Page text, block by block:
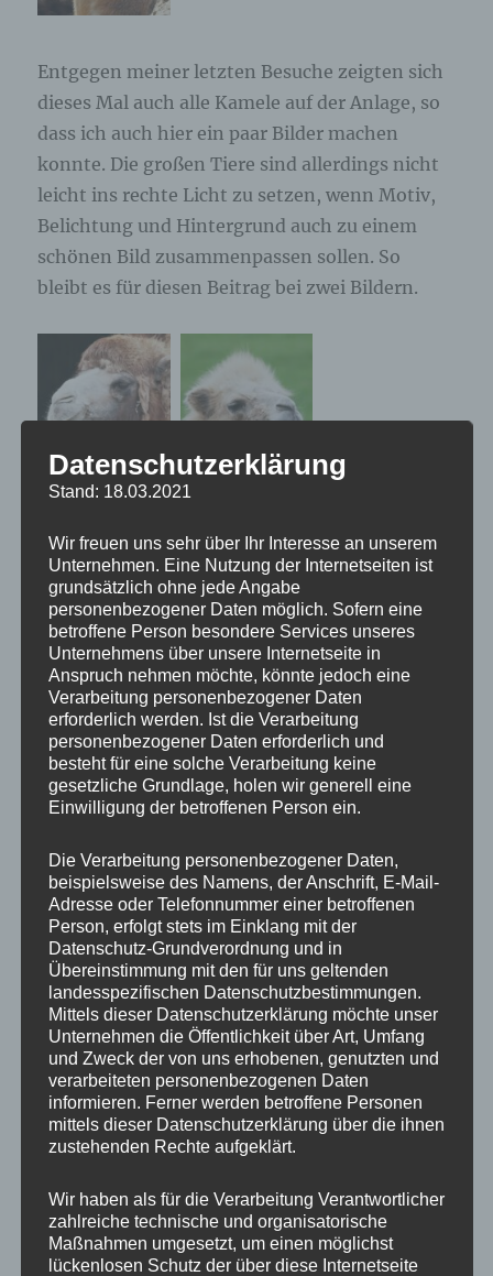
Entgegen meiner letzten Besuche zeigten sich
dieses Mal auch alle Kamele auf der Anlage, so
dass ich auch hier ein paar Bilder machen
konnte. Die großen Tiere sind allerdings nicht
leicht ins rechte Licht zu setzen, wenn Motiv,
Belichtung und Hintergrund auch zu einem
schönen Bild zusammenpassen sollen. So
bleibt es für diesen Beitrag bei zwei Bildern.
Sonne genießen und warten was passiert.
Wenn sich der Trubel der Fütterung gelegt hat,
schalten die Tiere in einen absolut
entspannten Modus. Immer wieder bekam ich
“Besuch” und konnte mit nur 1,5 Meter
Abstand Bilder machen. Seele baumeln lassen
– das kann ich hier perfekt!
Datenschutzerklärung
Stand: 18.03.2021
Wir freuen uns sehr über Ihr Interesse an unserem
Unternehmen. Eine Nutzung der Internetseiten ist
grundsätzlich ohne jede Angabe
personenbezogener Daten möglich. Sofern eine
betroffene Person besondere Services unseres
Unternehmens über unsere Internetseite in
Anspruch nehmen möchte, könnte jedoch eine
Verarbeitung personenbezogener Daten
erforderlich werden. Ist die Verarbeitung
personenbezogener Daten erforderlich und
besteht für eine solche Verarbeitung keine
gesetzliche Grundlage, holen wir generell eine
Einwilligung der betroffenen Person ein.
Die Verarbeitung personenbezogener Daten,
beispielsweise des Namens, der Anschrift, E-Mail-
Adresse oder Telefonnummer einer betroffenen
Person, erfolgt stets im Einklang mit der
Datenschutz-Grundverordnung und in
Übereinstimmung mit den für uns geltenden
landesspezifischen Datenschutzbestimmungen.
Mittels dieser Datenschutzerklärung möchte unser
Unternehmen die Öffentlichkeit über Art, Umfang
und Zweck der von uns erhobenen, genutzten und
verarbeiteten personenbezogenen Daten
informieren. Ferner werden betroffene Personen
mittels dieser Datenschutzerklärung über die ihnen
zustehenden Rechte aufgeklärt.
Wir haben als für die Verarbeitung Verantwortlicher
zahlreiche technische und organisatorische
Maßnahmen umgesetzt, um einen möglichst
lückenlosen Schutz der über diese Internetseite